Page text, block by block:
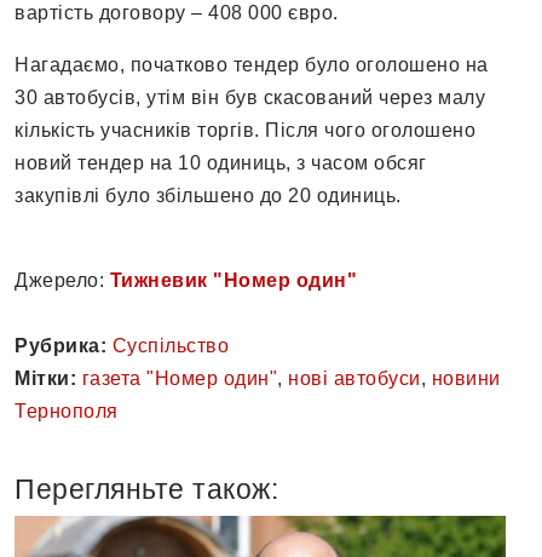
вартість договору – 408 000 євро.
Нагадаємо, початково тендер було оголошено на
30 автобусів, утім він був скасований через малу
кількість учасників торгів. Після чого оголошено
новий тендер на 10 одиниць, з часом обсяг
закупівлі було збільшено до 20 одиниць.
Джерело: Тижневик "Номер один"
Рубрика: Суспільство
Мітки: газета "Номер один", нові автобуси, новини
Тернополя
Перегляньте також: